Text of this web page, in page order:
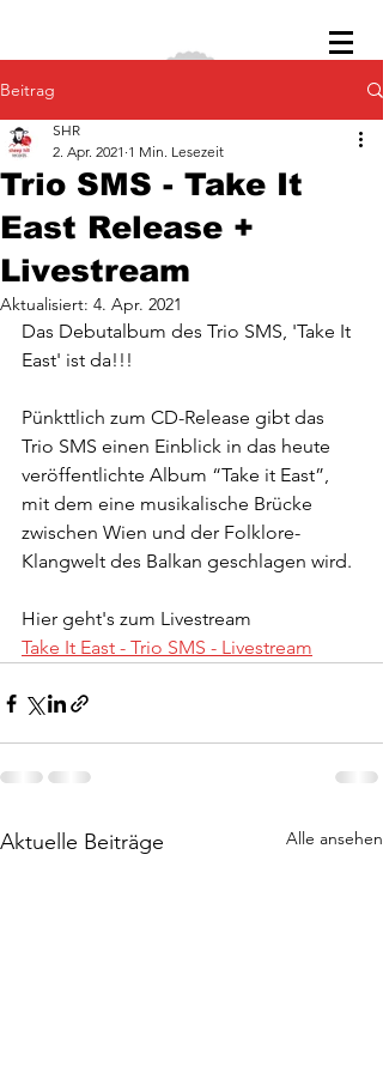
Beitrag
Trio SMS - Take It
East Release +
Livestream
SHR
2. Apr. 2021 1 Min. Lesezeit
Aktualisiert: 4. Apr. 2021
Das Debutalbum des Trio SMS, 'Take It
East' ist da!!!
Pünkttlich zum CD-Release gibt das
Trio SMS einen Einblick in das heute
veröffentlichte Album “Take it East”,
mit dem eine musikalische Brücke
zwischen Wien und der Folklore-
Klangwelt des Balkan geschlagen wird.
Hier geht's zum Livestream
Take It East - Trio SMS - Livestream
Aktuelle Beiträge Alle ansehen